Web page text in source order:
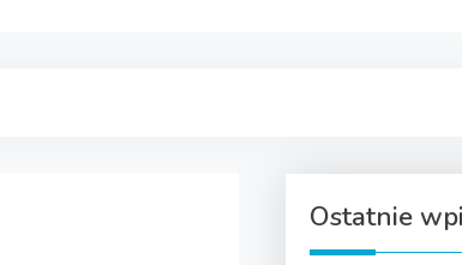
Ostatnie